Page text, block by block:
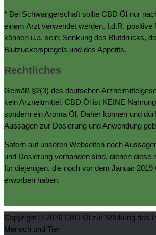
* Bei Schwangerschaft sollte CBD Öl nur
einem Arzt verwendet werden. I.d.R. positive
können u.a. sein: Senkung des Blutdrucks,
Blutzuckerspiegels und des Appetits.
Rechtliches
Gemäß §2(3) des deutschen
kein Arzneitmittel. CBD Öl ist KEINE
sondern ein Aroma Öl. Daher können und
Aussagen zur Dosierung und Anwendung
Sofern auf unseren Webseiten noch
und Dosierung vorhanden sind, dienen diese
für diejenigen, die noch vor dem Januar
erworben haben.
Copyright © 2026 CBD Öl zur Stärkung des
Mensch und Tier